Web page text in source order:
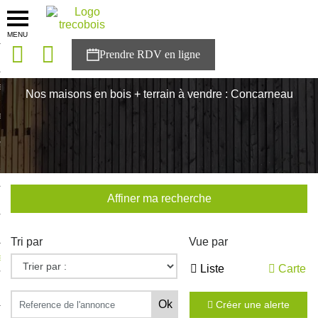
MENU
solutions
Trecobois
à NESTOR
Nos maisons en bois + terrain à vendre : Concarneau
Affiner ma recherche
Tri par Vue par
Liste Carte
Créer une alerte